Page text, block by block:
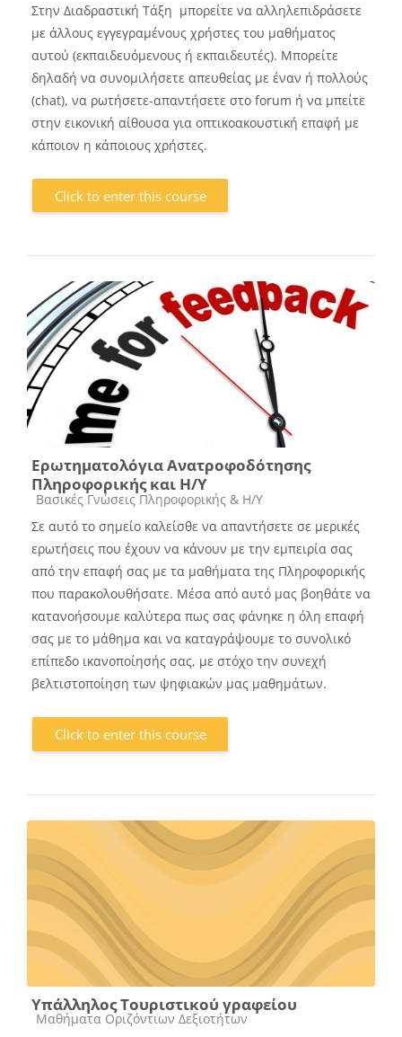
Στην Διαδραστική Τάξη μπορείτε να αλληλεπιδράσετε
με άλλους εγγεγραμένους χρήστες του μαθήματος
αυτού (εκπαιδευόμενους ή εκπαιδευτές). Μπορείτε
δηλαδή να συνομιλήσετε απευθείας με έναν ή πολλούς
(chat), να ρωτήσετε-απαντήσετε στο forum ή να μπείτε
στην εικονική αίθουσα για οπτικοακουστική επαφή με
κάποιον η κάποιους χρήστες.
Click to enter this course
Ερωτηματολόγια Ανατροφοδότησης
Πληροφορικής και Η/Υ
Course category
Βασικές Γνώσεις Πληροφορικής & Η/Υ
Σε αυτό το σημείο καλείσθε να απαντήσετε σε μερικές
ερωτήσεις που έχουν να κάνουν με την εμπειρία σας
από την επαφή σας με τα μαθήματα της Πληροφορικής
που παρακολουθήσατε. Μέσα από αυτό μας βοηθάτε να
κατανοήσουμε καλύτερα πως σας φάνηκε η όλη επαφή
σας με το μάθημα και να καταγράψουμε το συνολικό
επίπεδο ικανοποίησής σας, με στόχο την συνεχή
βελτιστοποίηση των ψηφιακών μας μαθημάτων.
Click to enter this course
Υπάλληλος Τουριστικού γραφείου
Course category
Μαθήματα Οριζόντιων Δεξιοτήτων